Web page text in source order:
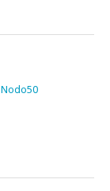
Nodo50